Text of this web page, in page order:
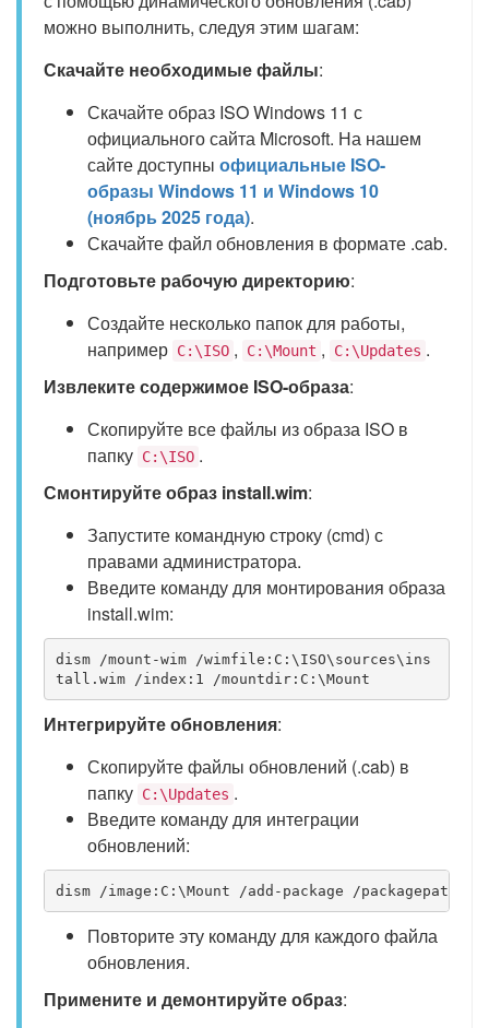
можно выполнить, следуя этим шагам:
Скачайте необходимые файлы:
Скачайте образ ISO Windows 11 с
официального сайта Microsoft. На нашем
сайте доступны официальные ISO-
образы Windows 11 и Windows 10
(ноябрь 2025 года).
Скачайте файл обновления в формате .cab.
Подготовьте рабочую директорию:
Создайте несколько папок для работы,
например C:\ISO , C:\Mount , C:\Updates .
Извлеките содержимое ISO-образа:
Скопируйте все файлы из образа ISO в
папку C:\ISO .
Смонтируйте образ install.wim:
Запустите командную строку (cmd) с
правами администратора.
Введите команду для монтирования образа
install.wim:
dism /mount-wim /wimfile:C:\ISO\sources\ins
tall.wim /index:1 /mountdir:C:\Mount
Интегрируйте обновления:
Скопируйте файлы обновлений (.cab) в
папку C:\Updates .
Введите команду для интеграции
обновлений:
dism /image:C:\Mount /add-package /
Повторите эту команду для каждого файла
обновления.
Примените и демонтируйте образ: